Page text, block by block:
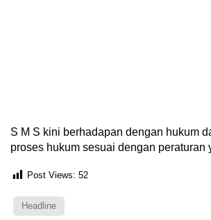
S M S kini berhadapan dengan hukum
proses hukum sesuai dengan peraturan
Post Views: 52
Headline